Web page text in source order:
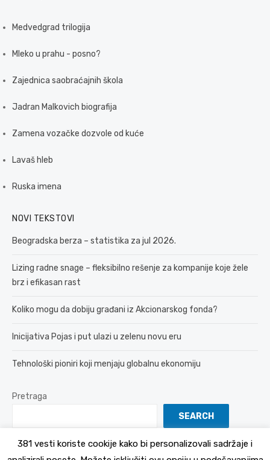
Medvedgrad trilogija
Mleko u prahu - posno?
Zajednica saobraćajnih škola
Jadran Malkovich biografija
Zamena vozačke dozvole od kuće
Lavaš hleb
Ruska imena
NOVI TEKSTOVI
Beogradska berza – statistika za jul 2026.
Lizing radne snage – fleksibilno rešenje za kompanije koje žele
brz i efikasan rast
Koliko mogu da dobiju građani iz Akcionarskog fonda?
Inicijativa Pojas i put ulazi u zelenu novu eru
Tehnološki pioniri koji menjaju globalnu ekonomiju
Pretraga
SEARCH
381 vesti koriste cookije kako bi personalizovali sadržaje i